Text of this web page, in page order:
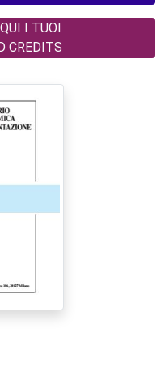
I TUOI
CREDITS